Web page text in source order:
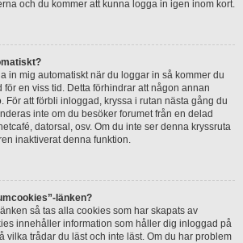
och du kommer att kunna logga in igen inom kort.
in mig automatiskt när du loggar in så kommer du
en viss tid. Detta förhindrar att någon annan
För att förbli inloggad, kryssa i rutan nästa gång du
inte om du besöker forumet från en delad
datorsal, osv. Om du inte ser denna kryssruta
inaktiverat denna funktion.
länken?
så tas alla cookies som har skapats av
innehåller information som håller dig inloggad på
vilka trådar du läst och inte läst. Om du har problem